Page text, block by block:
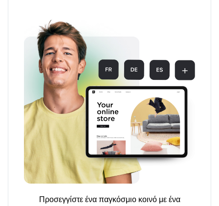
Προσεγγίστε ένα παγκόσμιο κοινό με ένα